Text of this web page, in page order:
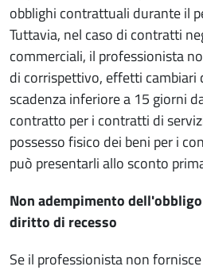
obblighi contrattuali durante il
Tuttavia, nel caso di contratti
commerciali, il professionista
di corrispettivo, effetti cambiari
scadenza inferiore a 15 giorni
contratto per i contratti di
possesso fisico dei beni per i
può presentarli allo sconto
Non adempimento
diritto di recesso
Se il professionista non